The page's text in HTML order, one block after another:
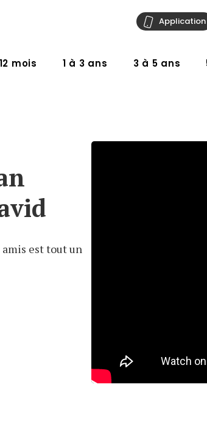
mois 1 à 3 ans 3 à 5 ans
Application
est tout un